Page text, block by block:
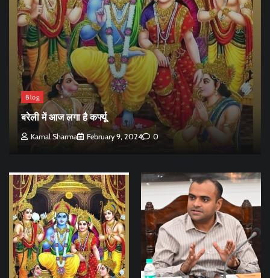
Blog
बरेली में आज लगा है कर्फ्यू
Kamal Sharma February 9, 2024 0